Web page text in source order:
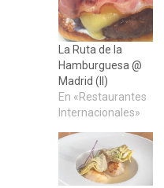
La Ruta de la
Hamburguesa @
Madrid (II)
En «Restaurantes
Internacionales»